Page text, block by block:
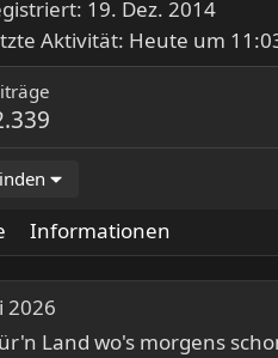
19. Dez. 2014
Aktivität Heute um
Informationen
2026
Land wo's morgens